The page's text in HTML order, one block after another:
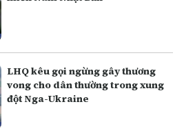
LHQ kêu gọi ngừng gây thương
vong cho dân thường trong xung
đột Nga-Ukraine